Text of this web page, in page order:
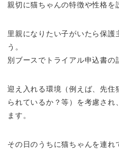
親切に猫ちゃんの特徴や性格を
里親になりたい子がいたら保護
う。
別ブースでトライアル申込書の
迎え入れる環境（例えば、先住
られているか？等）を考慮され
ます。
その日のうちに猫ちゃんを連れ